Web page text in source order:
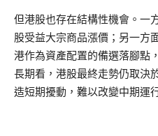
但港股也存在結構性機會。一
股受益大宗商品漲價；另一方
港作為資產配置的備選落腳點
長期看，港股最終走勢仍取決
造短期擾動，難以改變中期運